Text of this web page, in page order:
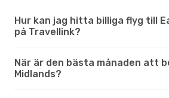
Hur kan jag hitta billiga flyg till
på Travellink?
När är den bästa månaden att
Midlands?